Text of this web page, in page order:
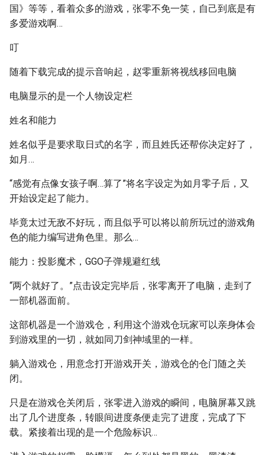
国》等等，看着众多的游戏，张零不免一笑，自己到底是有
多爱游戏啊…
叮
随着下载完成的提示音响起，赵零重新将视线移回电脑
电脑显示的是一个人物设定栏
姓名和能力
姓名似乎是要求取日式的名字，而且姓氏还帮你决定好了，
如月…
“感觉有点像女孩子啊…算了”将名字设定为如月零子后，又
开始设定起了能力。
毕竟太过无敌不好玩，而且似乎可以将以前所玩过的游戏角
色的能力编写进角色里。那么…
能力：投影魔术，GGO子弹规避红线
“两个就好了。”点击设定完毕后，张零离开了电脑，走到了
一部机器面前。
这部机器是一个游戏仓，利用这个游戏仓玩家可以亲身体会
到游戏里的一切，就如同刀剑神域里的一样。
躺入游戏仓，用意念打开游戏开关，游戏仓的仓门随之关
闭。
只是在游戏仓关闭后，张零进入游戏的瞬间，电脑屏幕又跳
出了几个进度条，转眼间进度条便走完了进度，完成了下
载。紧接着出现的是一个危险标识…